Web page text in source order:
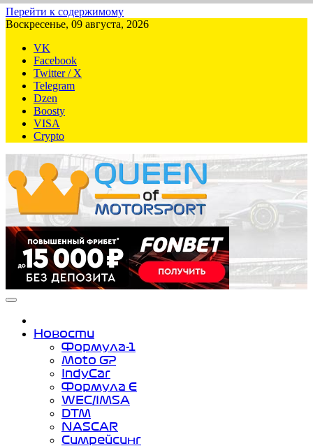
Перейти к содержимому
Воскресенье, 09 августа, 2026
VK
Facebook
Twitter / X
Telegram
Dzen
Boosty
VISA
Crypto
QUEEN-OF-MOTORSPORT.COM
Аналитика, статистика, трансляции Формулы-1 (Ф2/Ф3/F1
Academy), Формулы Е, Moto GP, DTM, IndyCar, NASCAR,
WRC (Dakar, WRX), WEC, IMSA и других гоночных серий
Новости
Формула-1
Moto GP
IndyCar
Формула Е
WEC/IMSA
DTM
NASCAR
Симрейсинг